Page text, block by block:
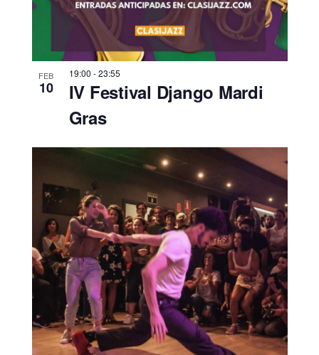
FEB
10
19:00 -23:55
IV Festival Django Mardi
Gras